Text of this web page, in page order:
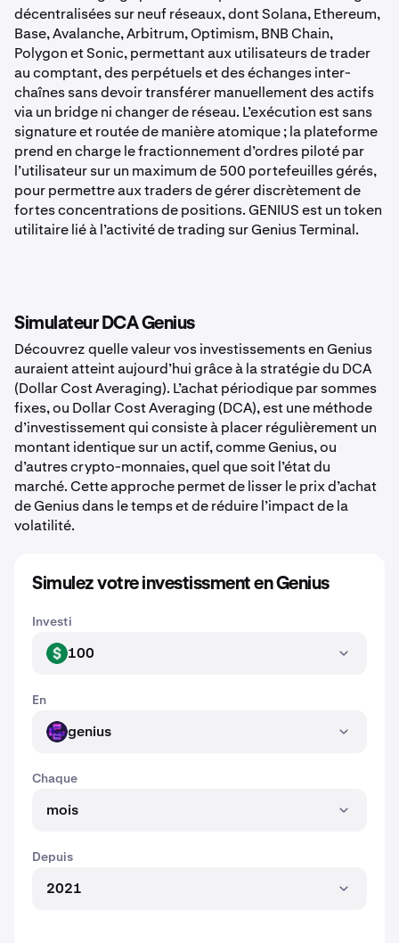
décentralisées sur neuf réseaux, dont Solana, Ethereum,
Base, Avalanche, Arbitrum, Optimism, BNB Chain,
Polygon et Sonic, permettant aux utilisateurs de trader
au comptant, des perpétuels et des échanges inter-
chaînes sans devoir transférer manuellement des actifs
via un bridge ni changer de réseau. L’exécution est sans
signature et routée de manière atomique ; la plateforme
prend en charge le fractionnement d’ordres piloté par
l’utilisateur sur un maximum de 500 portefeuilles gérés,
pour permettre aux traders de gérer discrètement de
fortes concentrations de positions. GENIUS est un token
utilitaire lié à l’activité de trading sur Genius Terminal.
Simulateur DCA Genius
Découvrez quelle valeur vos investissements en Genius
auraient atteint aujourd’hui grâce à la stratégie du DCA
(Dollar Cost Averaging). L’achat périodique par sommes
fixes, ou Dollar Cost Averaging (DCA), est une méthode
d’investissement qui consiste à placer régulièrement un
montant identique sur un actif, comme Genius, ou
d’autres crypto-monnaies, quel que soit l’état du
marché. Cette approche permet de lisser le prix d’achat
de Genius dans le temps et de réduire l’impact de la
volatilité.
Simulez votre investissment en Genius
Investi
USD 100
En
GENIUSgenius
Chaque
mois
Depuis
2021